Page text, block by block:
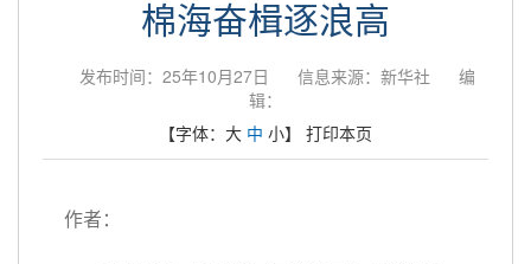
棉海奋楫逐浪高
发布时间：25年10月27日 信息来源：新华社
编
辑：
【字体： 大 中 小】 打印本页
作者：